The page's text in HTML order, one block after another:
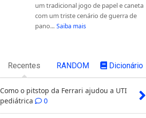
um tradicional jogo de papel e caneta
com um triste cenário de guerra de
pano... Saiba mais
Recentes RANDOM Dicionário
Como o pitstop da Ferrari ajudou a UTI
pediátrica
0